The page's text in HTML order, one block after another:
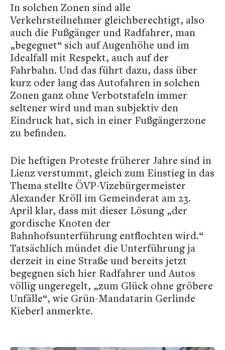
In solchen Zonen sind alle
Verkehrsteilnehmer gleichberechtigt, also
auch die Fußgänger und Radfahrer, man
„begegnet“ sich auf Augenhöhe und im
Idealfall mit Respekt, auch auf der
Fahrbahn. Und das führt dazu, dass über
kurz oder lang das Autofahren in solchen
Zonen ganz ohne Verbotstafeln immer
seltener wird und man subjektiv den
Eindruck hat, sich in einer Fußgängerzone
zu befinden.
Die heftigen Proteste früherer Jahre sind in
Lienz verstummt, gleich zum Einstieg in das
Thema stellte ÖVP-Vizebürgermeister
Alexander Kröll im Gemeinderat am 23.
April klar, dass mit dieser Lösung „der
gordische Knoten der
Bahnhofsunterführung entflochten wird.“
Tatsächlich mündet die Unterführung ja
derzeit in eine Straße und bereits jetzt
begegnen sich hier Radfahrer und Autos
völlig ungeregelt, „zum Glück ohne gröbere
Unfälle“, wie Grün-Mandatarin Gerlinde
Kieberl anmerkte.